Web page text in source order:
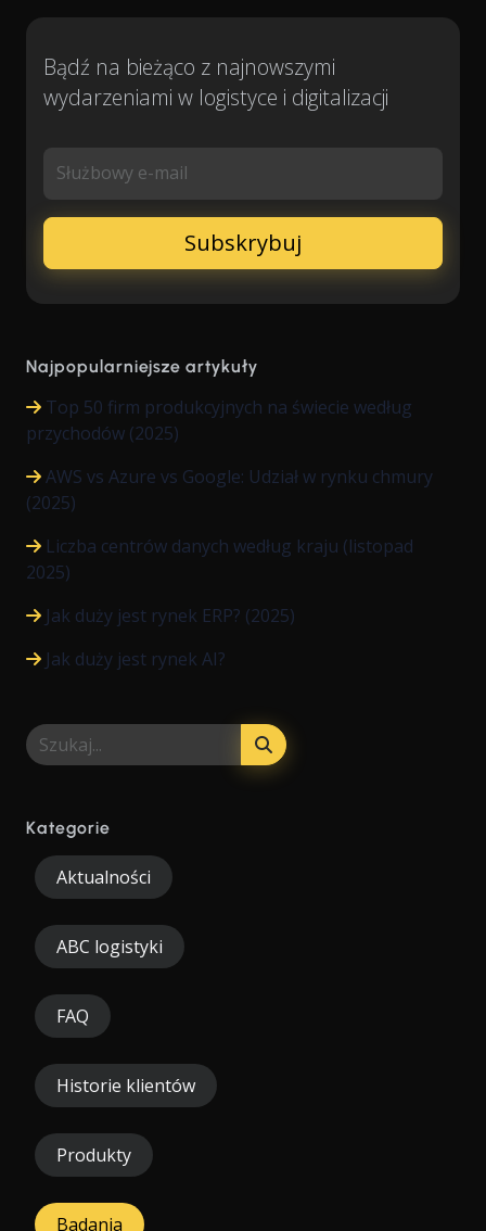
Bądź na bieżąco z najnowszymi
wydarzeniami w logistyce i digitalizacji
Służbowy e-mail
Najpopularniejsze artykuły
Top 50 firm produkcyjnych na świecie według
przychodów (2025)
AWS vs Azure vs Google: Udział w rynku chmury
(2025)
Liczba centrów danych według kraju (listopad
2025)
Jak duży jest rynek ERP? (2025)
Jak duży jest rynek AI?
Kategorie
Aktualności
ABC logistyki
FAQ
Historie klientów
Produkty
Badania